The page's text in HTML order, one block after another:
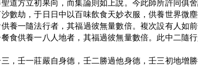
道方立初果向，而集論則如上說。今此師所許同俱
數劫，于日日中 以百味飲食天妙衣服，供養世界微
養一隨法行者，其福過彼無量數倍。複次設有人如
食供養一八人地者，其福過彼無量數倍。此中二隨
，壬一莊嚴自身德，壬二勝過他身德，壬三初地增